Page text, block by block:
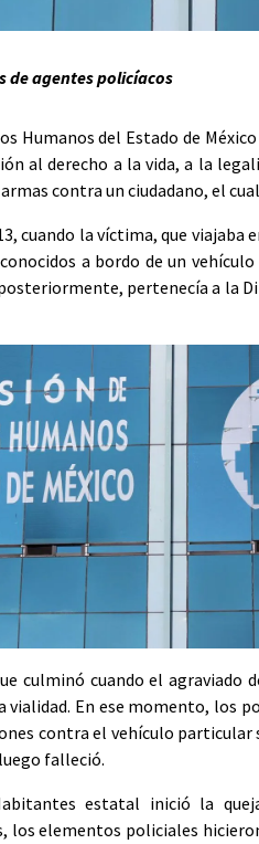
de agentes policíacos
Humanos del Estado de
al derecho a la vida, a la
contra un ciudadano, el
cuando la víctima, que
a bordo de un
pertenecía a la
culminó cuando el agraviado
En ese momento, los
contra el vehículo
falleció.
estatal inició la queja
elementos policiales